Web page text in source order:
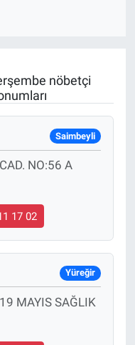
nöbetçi
Saimbeyli
NO:56 A
17 02
Yüreğir
MAYIS SAĞLIK